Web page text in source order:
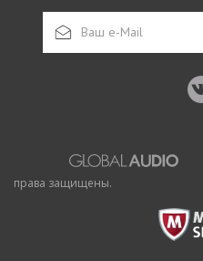
права защищены.